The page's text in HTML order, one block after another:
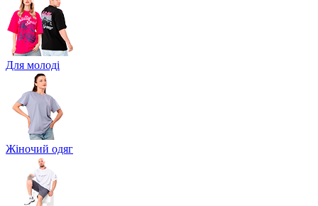
Для молоді
Жіночий одяг